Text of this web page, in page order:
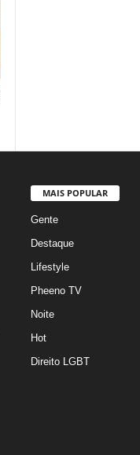
MAIS POPULAR
Gente
Destaque
Lifestyle
Pheeno TV
Noite
Hot
Direito LGBT